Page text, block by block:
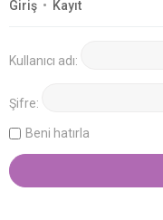
Giriş • Kayıt
Kullanıcı adı:
Şifre:
Beni hatırla